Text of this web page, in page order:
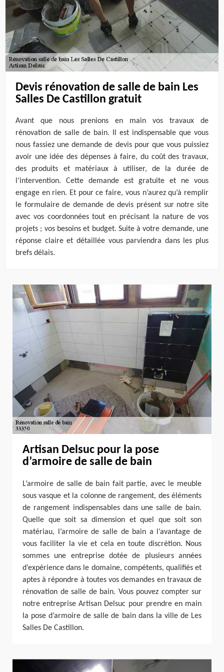
Devis rénovation de salle de bain Les
Salles De Castillon gratuit
Avant que nous prenions en main vos travaux de
rénovation de salle de bain. Il est indispensable que vous
nous fassiez une demande de devis pour que vous puissiez
avoir une idée des dépenses à faire, du coût des travaux,
des produits et matériaux à utiliser, de la durée de
l’intervention. Cette demande est gratuite et ne vous
engage en rien. Et pour ce faire, vous n’aurez qu’à remplir
le formulaire de demande de devis présent sur notre site
avec vos coordonnées tout en précisant la nature de vos
projets ; vos besoins et budget. Suite à votre demande, une
réponse claire et détaillée vous parviendra dans les plus
brefs délais.
Artisan Delsuc pour la pose
d’armoire de salle de bain
L’armoire de salle de bain fait partie, avec le meuble
sous vasque et la colonne de rangement, des éléments
de rangement indispensables dans une salle de bain.
Quelle que soit sa dimension et quel que soit son
matériau, l’armoire de salle de bain a l’avantage de
vous faciliter la vie et cela en toute discrétion. Nous
sommes une entreprise dotée de plusieurs années
d’expérience dans le domaine, compétents, qualifiés et
aptes à répondre à toutes vos demandes en travaux de
rénovation de salle de bain. Vous pouvez compter sur
notre entreprise Artisan Delsuc pour prendre en main
la pose d’armoire de salle de bain dans la ville de Les
Salles De Castillon.